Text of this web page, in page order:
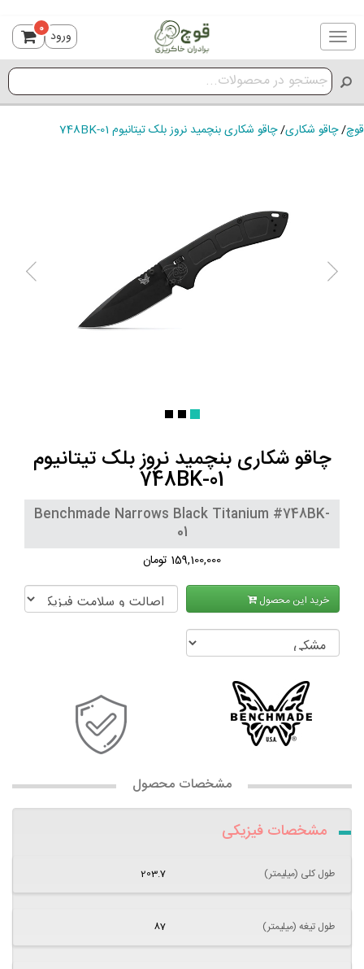
Toggle
navigation
ورود 0
قوچ/چاقو شکاری/چاقو شکاری بنچمید نروز بلک تیتانیوم 748BK-01
چاقو شکاری بنچمید نروز بلک تیتانیوم
748BK-01
Benchmade Narrows Black Titanium #748BK-
01
159,100,000 تومان
خرید این محصول
مشخصات محصول
مشخصات فیزیکی
طول کلی (میلیمتر) 203.7
طول تیغه (میلیمتر) 87